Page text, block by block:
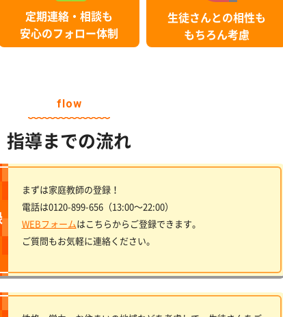
定期連絡・相談も
安心のフォロー体制
生徒さんとの相性も
もちろん考慮
flow
指導までの流れ
まずは家庭教師の登録！
電話は0120-899-656（13:00〜22:00）
WEBフォームはこちらからご登録できます。
ご質問もお気軽に連絡ください。